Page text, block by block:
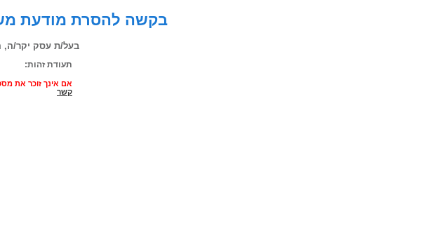
בקשה להסרת מודעת
בעל/ת עסק יקר/ה,
תעודת זהות:
אם אינך זוכר את
קשר